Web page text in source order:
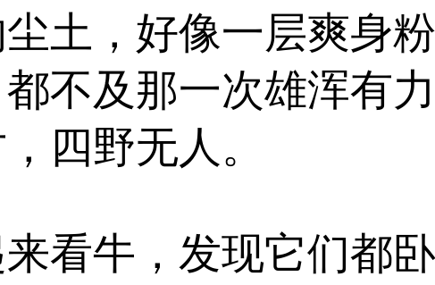
土，好像一层爽身
不及那一次雄浑有
四野无人。
看牛，发现它们都